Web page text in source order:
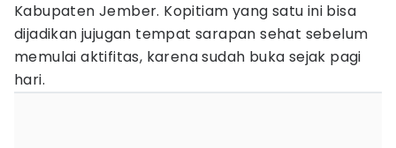
Kabupaten Jember. Kopitiam yang satu ini bisa
dijadikan jujugan tempat sarapan sehat sebelum
memulai aktifitas, karena sudah buka sejak pagi
hari.